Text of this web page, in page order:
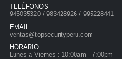
TELÉFONOS
945035320 / 983428926 / 995228441
EMAIL:
ventas@topsecurityperu.com
HORARIO:
Lunes a Viernes : 10:00am - 7:00pm